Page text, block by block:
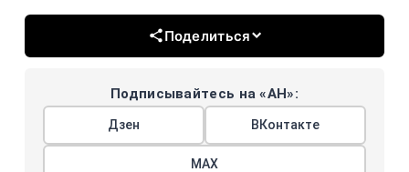
Поделиться
Подписывайтесь на «АН»:
Дзен ВКонтакте
МАХ